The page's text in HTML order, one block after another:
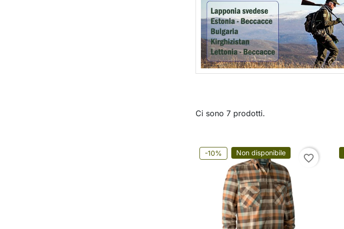
Ci sono 7 prodotti.
-10% Non disponibile favorite_border